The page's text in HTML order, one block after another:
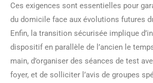
Ces exigences sont essentielles pour
du domicile face aux évolutions futures
Enfin, la transition sécurisée implique
dispositif en parallèle de l’ancien le
main, d’organiser des séances de test
foyer, et de solliciter l’avis de groupes